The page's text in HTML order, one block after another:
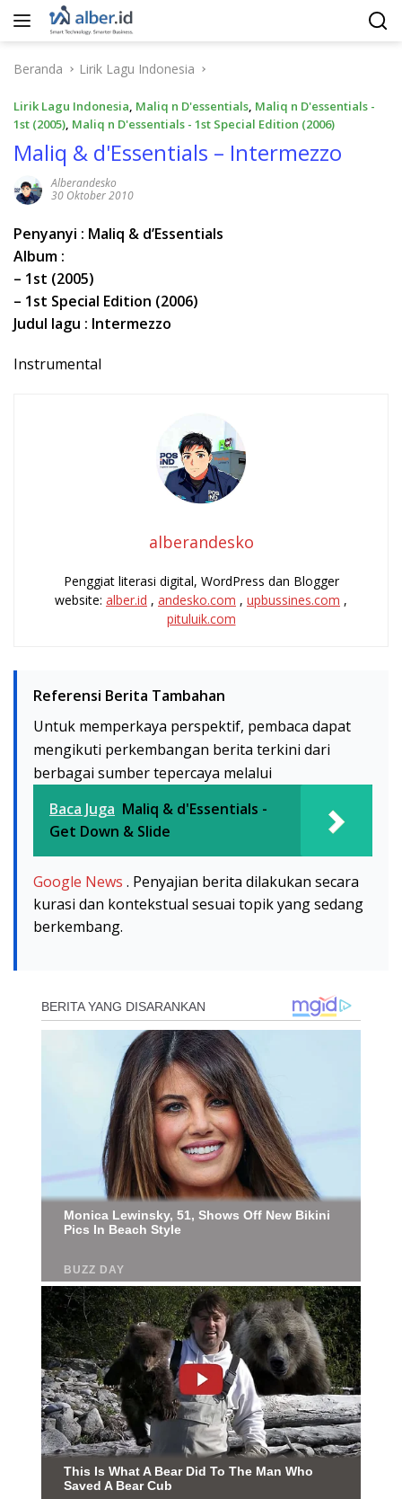
Langsung
Beranda
Lirik Lagu Indonesia
Lirik Lagu Indonesia, Maliq n D'essentials, Maliq n D'essentials -
1st (2005), Maliq n D'essentials - 1st Special Edition (2006)
Maliq & d'Essentials – Intermezzo
Alberandesko
30 Oktober 2010
Penyanyi : Maliq & d’Essentials
Album :
– 1st (2005)
– 1st Special Edition (2006)
Judul lagu : Intermezzo
Instrumental
alberandesko
Penggiat literasi digital, WordPress dan Blogger
website: alber.id , andesko.com , upbussines.com ,
pituluik.com
Referensi Berita Tambahan
Untuk memperkaya perspektif, pembaca dapat
mengikuti perkembangan berita terkini dari
berbagai sumber tepercaya melalui
Baca Juga Maliq & d'Essentials -
Get Down & Slide
Google News . Penyajian berita dilakukan secara
kurasi dan kontekstual sesuai topik yang sedang
berkembang.